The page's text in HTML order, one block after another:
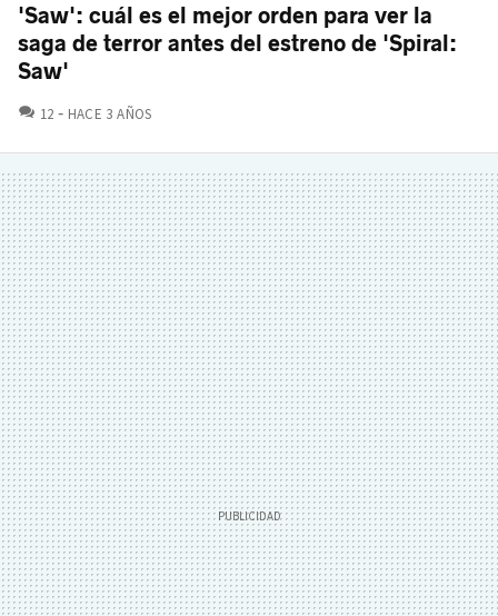
'Saw': cuál es el mejor orden para ver la
saga de terror antes del estreno de 'Spiral:
Saw'
12 COMENTARIOS
HACE 3 AÑOS